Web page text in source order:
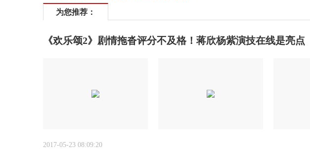
为您推荐：
《欢乐颂2》剧情拖沓评分不及格！蒋欣杨紫演技在线是亮点
2017-05-23 08:09:20